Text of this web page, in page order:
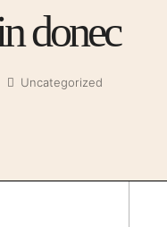
donec
Uncategorized